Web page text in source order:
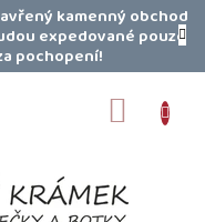
kamenný obchod
expedované pouze
pochopení!